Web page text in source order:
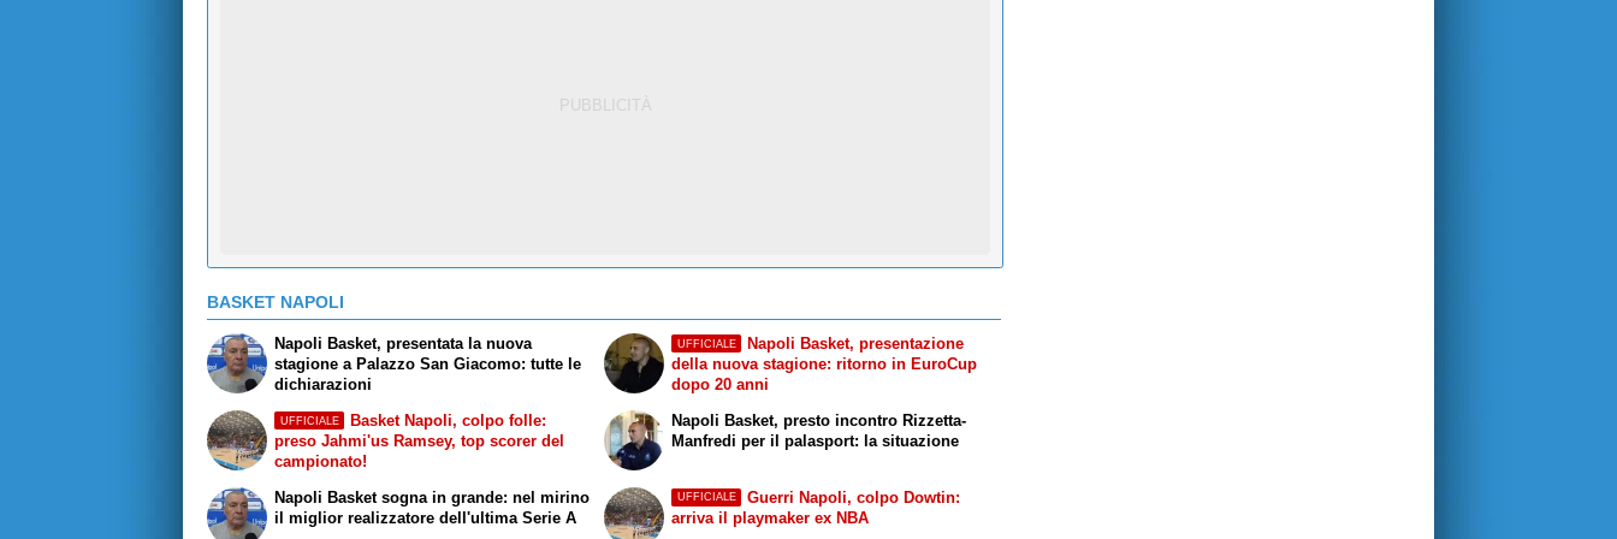
BASKET NAPOLI
Napoli Basket, presentata la nuova
stagione a Palazzo San Giacomo: tutte le
dichiarazioni
UFFICIALE
Basket Napoli, colpo folle:
preso Jahmi'us Ramsey, top scorer del
campionato!
UFFICIALE
Napoli Basket, presentazione
della nuova stagione: ritorno in EuroCup
dopo 20 anni
Napoli Basket, presto incontro Rizzetta-
Manfredi per il palasport: la situazione
Napoli Basket sogna in grande: nel mirino
il miglior realizzatore dell'ultima Serie A
UFFICIALE
Guerri Napoli, colpo Dowtin:
arriva il playmaker ex NBA